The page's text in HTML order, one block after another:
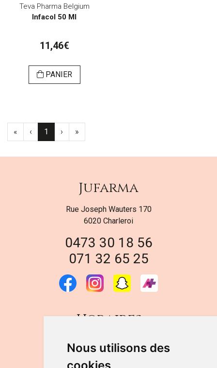
Nous utilisons des
Teva Pharma Belgium
Infacol 50 Ml
11,46€
PANIER
« ‹ 1 › »
Jufarma
Rue Joseph Wauters 170
6020 Charleroi
0473 30 18 56
071 32 65 25
Horaires
DU LUNDI AU VENDREDI
de 9h à 12h30 et de 14h à 18h